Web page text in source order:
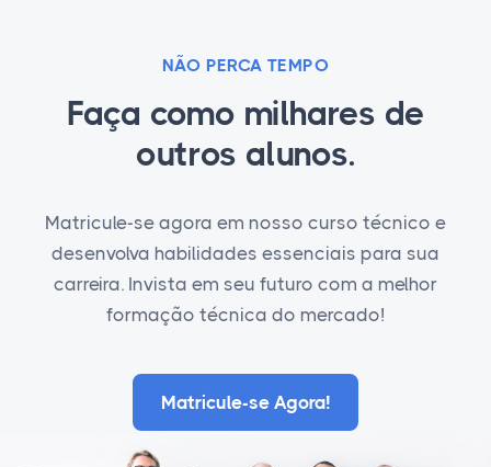
NÃO PERCA TEMPO
Faça como milhares de
outros alunos.
Matricule-se agora em nosso curso técnico e
desenvolva habilidades essenciais para sua
carreira. Invista em seu futuro com a melhor
formação técnica do mercado!
Matricule-se Agora!